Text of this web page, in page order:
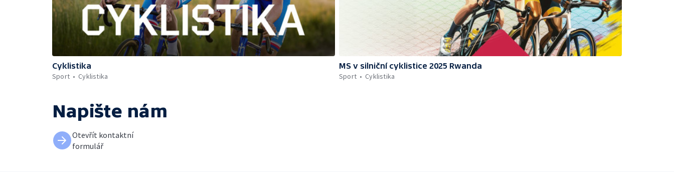
Cyklistika
Sport
Cyklistika
MS v silniční cyklistice 2025 Rwanda
Sport
Cyklistika
Napište nám
Otevřít kontaktní
formulář